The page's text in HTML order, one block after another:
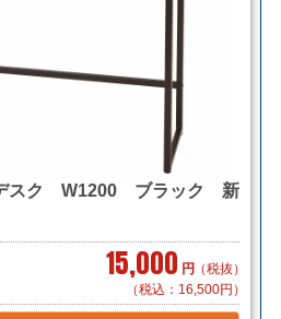
スク W1200 ブラック 新
15,000 円 （税抜）
（税込：16,500円）